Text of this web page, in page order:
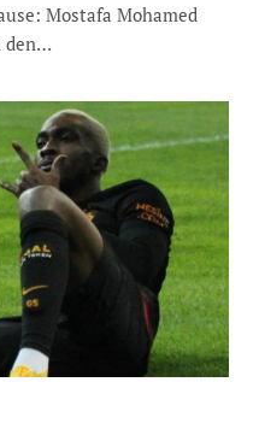
Mostafa Mohamed
den…